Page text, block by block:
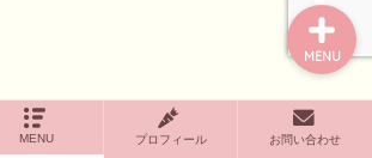
MENU プロフィール お問い合わせ
MENU